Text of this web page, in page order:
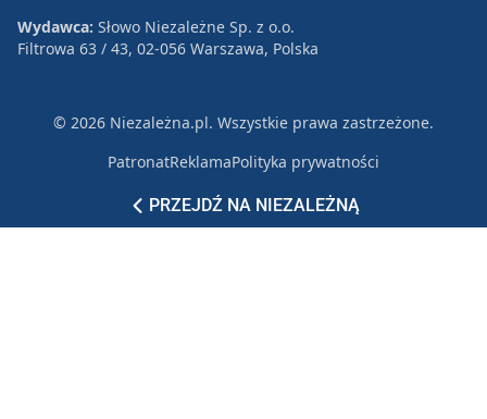
PRZEJDŹ NA NIEZALEŻNĄ
Wydawca: Słowo Niezależne Sp. z o.o.
Filtrowa 63 / 43, 02-056 Warszawa, Polska
© 2026 Niezależna.pl. Wszystkie prawa zastrzeżone.
PatronatReklamaPolityka prywatności